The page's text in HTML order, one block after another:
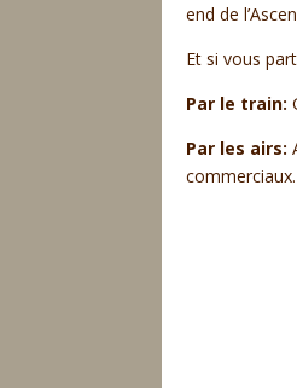
end de
Et si vous
Par le train:
Par les airs:
commerciaux.